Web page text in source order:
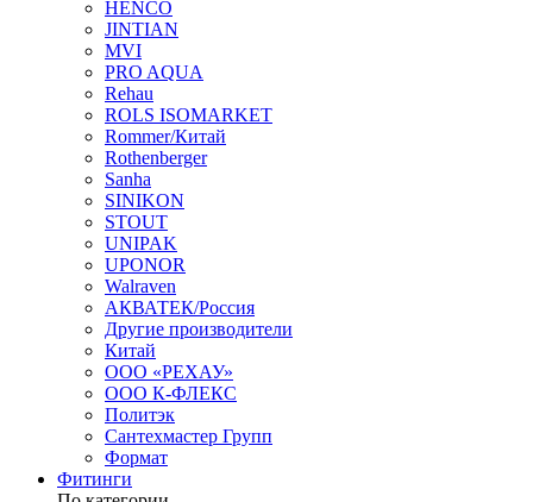
HENCO
JINTIAN
MVI
PRO AQUA
Rehau
ROLS ISOMARKET
Rommer/Китай
Rothenberger
Sanha
SINIKON
STOUT
UNIPAK
UPONOR
Walraven
АКВАТЕК/Россия
Другие производители
Китай
ООО «РЕХАУ»
ООО К-ФЛЕКС
Политэк
Сантехмастер Групп
Формат
Фитинги